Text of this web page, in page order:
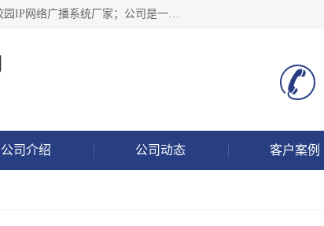
深圳市鼎尊时代科技有限公司主要从事：IP网络定压广播功放厂家、IP网络防水音柱厂家、校园IP网络广播系统厂家；公司是一家集研发、生产、销售公共广播器材于一体的现代电子科技企业。公司成立多年来，本着“自主研发技术、开拓稳定的产品”的宗旨，集多年的行业经验，引航广播行业的迅猛发展，使产品能够适应时代技术发展的需要。
公司介绍 公司动态 客户案例